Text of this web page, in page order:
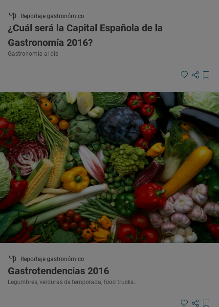
Reportaje gastronómico
¿Cuál será la Capital Española de la
Gastronomía 2016?
Gastronomía al día
Reportaje gastronómico
Gastrotendencias 2016
Legumbres, verduras de temporada, food trucks...